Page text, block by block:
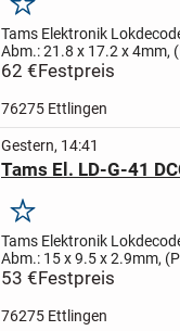
Merken
Tams Elektronik
Abm.: 21.8 x 17.2 x 4mm,
und
62 €Festpreis
76275 Ettlingen
Gestern, 14:41
Tams El. LD-G-41
Merken
Tams Elektronik
Abm.: 15 x 9.5 x 2.9mm,
POM-Update möglich,
53 €Festpreis
76275 Ettlingen